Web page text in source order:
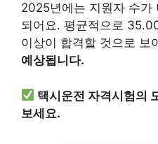
2025년에는 지원자 수가
되어요. 평균적으로
이상이 합격할 것으로 보
예상됩니다.
택시운전 자격시험의
보세요.